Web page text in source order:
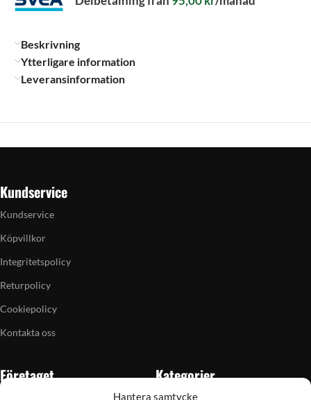
Hantera samtycke
Beskrivning
Ytterligare information
Leveransinformation
Kundservice
Kundservice
Köpvillkor
Integritetspolicy
Returpolicy
Cookiepolicy
Kontakta oss
Företaget Kategorier
Skytte